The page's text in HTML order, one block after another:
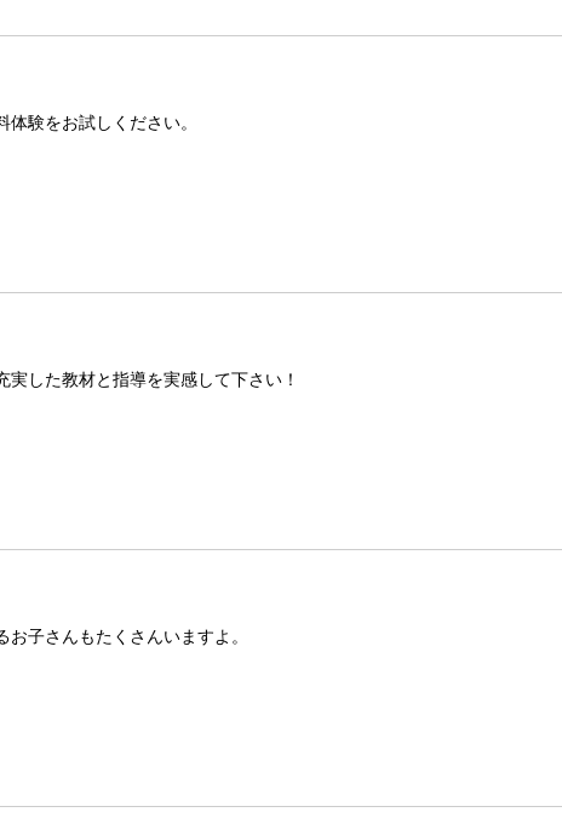
験をお試しください。
した教材と指導を実感して下さい！
子さんもたくさんいますよ。